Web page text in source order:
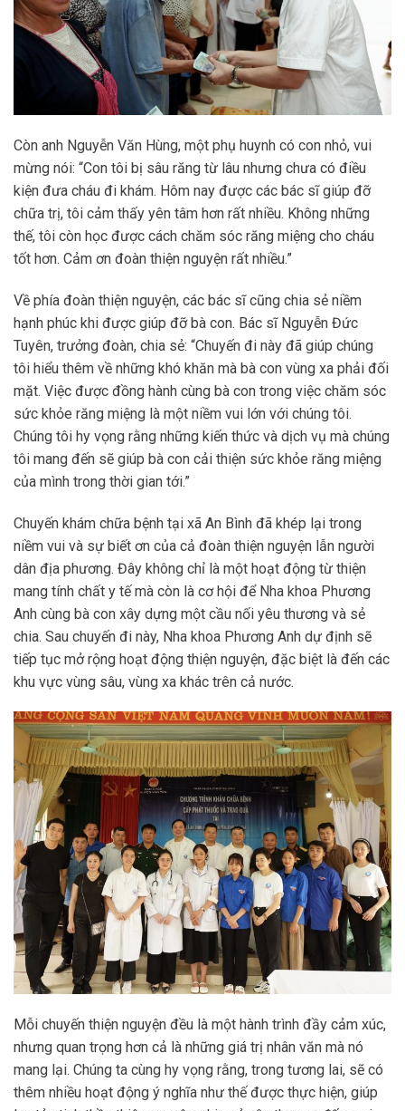
Còn anh Nguyễn Văn Hùng, một phụ huynh có con nhỏ, vui
mừng nói: “Con tôi bị sâu răng từ lâu nhưng chưa có điều
kiện đưa cháu đi khám. Hôm nay được các bác sĩ giúp đỡ
chữa trị, tôi cảm thấy yên tâm hơn rất nhiều. Không những
thế, tôi còn học được cách chăm sóc răng miệng cho cháu
tốt hơn. Cảm ơn đoàn thiện nguyện rất nhiều.”
Về phía đoàn thiện nguyện, các bác sĩ cũng chia sẻ niềm
hạnh phúc khi được giúp đỡ bà con. Bác sĩ Nguyễn Đức
Tuyên, trưởng đoàn, chia sẻ: “Chuyến đi này đã giúp chúng
tôi hiểu thêm về những khó khăn mà bà con vùng xa phải đối
mặt. Việc được đồng hành cùng bà con trong việc chăm sóc
sức khỏe răng miệng là một niềm vui lớn với chúng tôi.
Chúng tôi hy vọng rằng những kiến thức và dịch vụ mà chúng
tôi mang đến sẽ giúp bà con cải thiện sức khỏe răng miệng
của mình trong thời gian tới.”
Chuyến khám chữa bệnh tại xã An Bình đã khép lại trong
niềm vui và sự biết ơn của cả đoàn thiện nguyện lẫn người
dân địa phương. Đây không chỉ là một hoạt động từ thiện
mang tính chất y tế mà còn là cơ hội để Nha khoa Phương
Anh cùng bà con xây dựng một cầu nối yêu thương và sẻ
chia. Sau chuyến đi này, Nha khoa Phương Anh dự định sẽ
tiếp tục mở rộng hoạt động thiện nguyện, đặc biệt là đến các
khu vực vùng sâu, vùng xa khác trên cả nước.
Mỗi chuyến thiện nguyện đều là một hành trình đầy cảm xúc,
nhưng quan trọng hơn cả là những giá trị nhân văn mà nó
mang lại. Chúng ta cùng hy vọng rằng, trong tương lai, sẽ có
thêm nhiều hoạt động ý nghĩa như thế được thực hiện, giúp